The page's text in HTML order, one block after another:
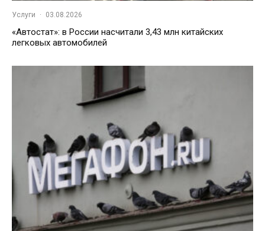
Услуги · 03.08.2026
«Автостат»: в России насчитали 3,43 млн китайских
легковых автомобилей